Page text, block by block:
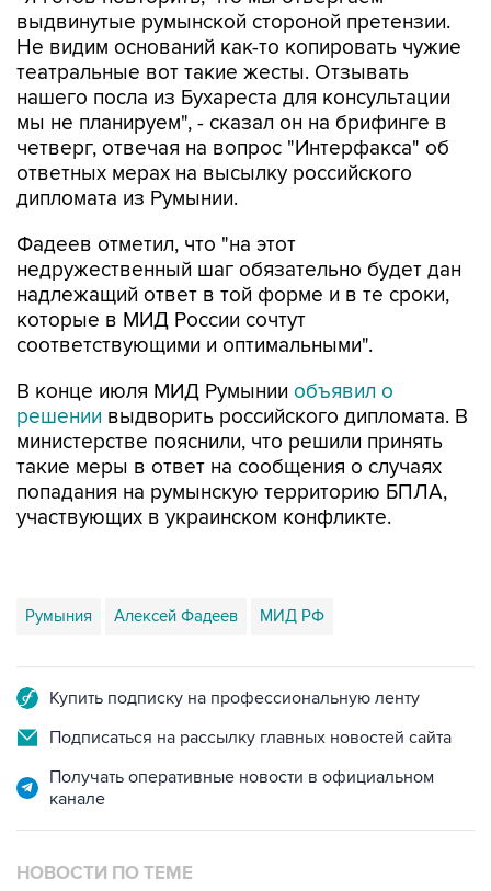
выдвинутые румынской стороной претензии.
Не видим оснований как-то копировать чужие
театральные вот такие жесты. Отзывать
нашего посла из Бухареста для консультации
мы не планируем", - сказал он на брифинге в
четверг, отвечая на вопрос "Интерфакса" об
ответных мерах на высылку российского
дипломата из Румынии.
Фадеев отметил, что "на этот
недружественный шаг обязательно будет дан
надлежащий ответ в той форме и в те сроки,
которые в МИД России сочтут
соответствующими и оптимальными".
В конце июля МИД Румынии объявил о
решении выдворить российского дипломата. В
министерстве пояснили, что решили принять
такие меры в ответ на сообщения о случаях
попадания на румынскую территорию БПЛА,
участвующих в украинском конфликте.
Румыния Алексей Фадеев МИД РФ
Купить подписку на профессиональную ленту
Подписаться на рассылку главных новостей сайта
Получать оперативные новости в официальном
канале
НОВОСТИ ПО ТЕМЕ